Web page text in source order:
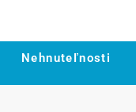
Nehnuteľnosti